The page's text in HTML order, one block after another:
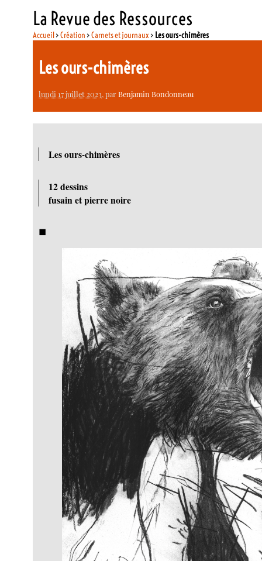
La Revue des Ressources
Accueil>Création >Carnets et journaux > Les ours-chimères
Les ours-chimères
lundi 17 juillet 2023, parBenjamin Bondonneau
Les ours-chimères
12 dessins
fusain et pierre noire
◼︎